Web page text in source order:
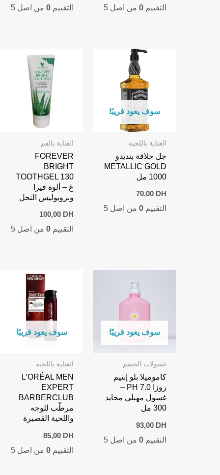
التقييم 0من اصل 5 التقييم0 من اصل 5
سوف يعود قريبًا
العناية باللحية
جل حلاقة بنديدو
METALLIC GOLD
1000 مل
70,00 DH
التقييم 0من اصل 5
العناية بالفم
FOREVER
BRIGHT
TOOTHGEL 130
غ – ألوة فيرا
وبروبوليس النحل
100,00 DH
التقييم0 من اصل 5
سوف يعود قريبًا
غسولات الجسم
كاموميلا بلو إنتيم
روزا PH 7.0 –
غسول مهبلي محايد
300 مل
93,00 DH
التقييم 0من اصل 5
سوف يعود قريبًا
العناية باللحية
L’ORÉAL MEN
EXPERT
BARBERCLUB
مرطّب للوجه
واللحية القصيرة
85,00 DH
التقييم0 من اصل 5